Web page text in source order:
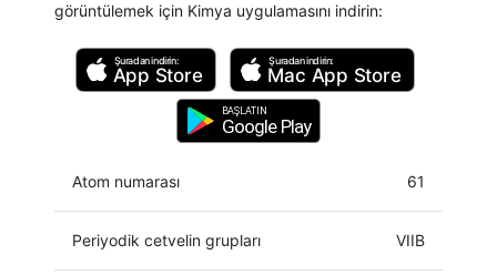
görüntülemek için Kimya uygulamasını indirin:
Şuradan indirin:
App Store
Şuradan indirin:
Mac App Store
BAŞLATIN
Google Play
Atom numarası 61
Periyodik cetvelin grupları VIIB